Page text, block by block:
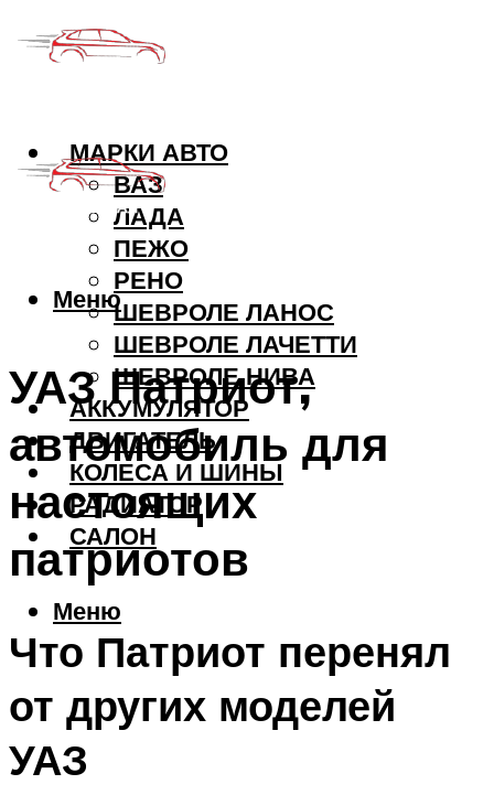
МАРКИ АВТО
ВАЗ
ЛАДА
ПЕЖО
РЕНО
ШЕВРОЛЕ ЛАНОС
ШЕВРОЛЕ ЛАЧЕТТИ
ШЕВРОЛЕ НИВА
АККУМУЛЯТОР
ДВИГАТЕЛЬ
КОЛЕСА И ШИНЫ
РАДИАТОР
САЛОН
Меню
Меню
УАЗ Патриот,
автомобиль для
настоящих
патриотов
Что Патриот перенял
от других моделей
УАЗ